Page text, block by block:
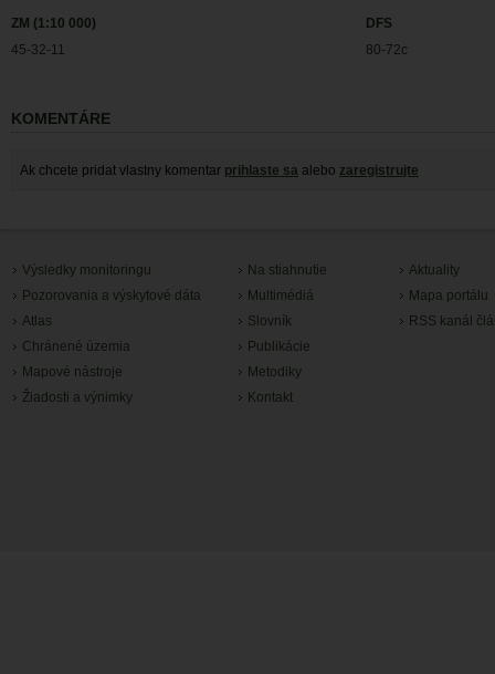
ZM (1:10 000)
45-32-11
DFS
80-72c
KOMENTÁRE
Ak chcete pridat vlastny komentar prihlaste sa alebo zaregistrujte
Výsledky monitoringu
Pozorovania a výskytové dáta
Atlas
Chránené územia
Mapové nástroje
Žiadosti a výnimky
Na stiahnutie
Multimédiá
Slovník
Publikácie
Metodiky
Kontakt
Aktuality
Mapa portálu
RSS kanál